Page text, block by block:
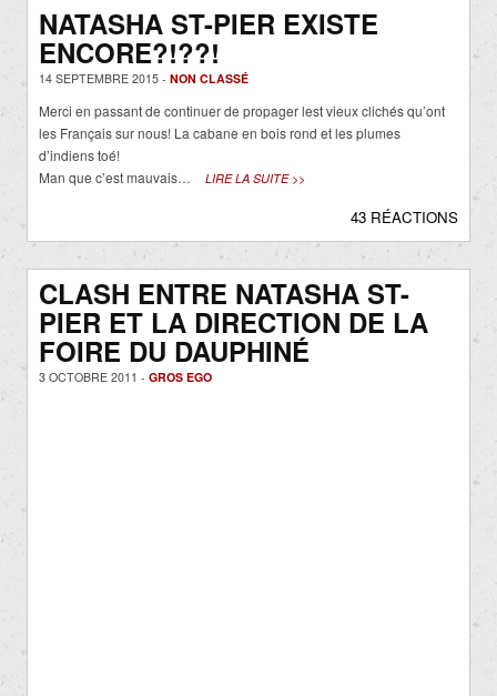
NATASHA ST-PIER EXISTE
ENCORE?!??!
14 SEPTEMBRE 2015 - NON CLASSÉ
Merci en passant de continuer de propager lest vieux clichés qu’ont
les Français sur nous! La cabane en bois rond et les plumes
d’indiens toé!
Man que c’est mauvais…
LIRE LA SUITE >>
43 RÉACTIONS
CLASH ENTRE NATASHA ST-
PIER ET LA DIRECTION DE LA
FOIRE DU DAUPHINÉ
3 OCTOBRE 2011 - GROS EGO